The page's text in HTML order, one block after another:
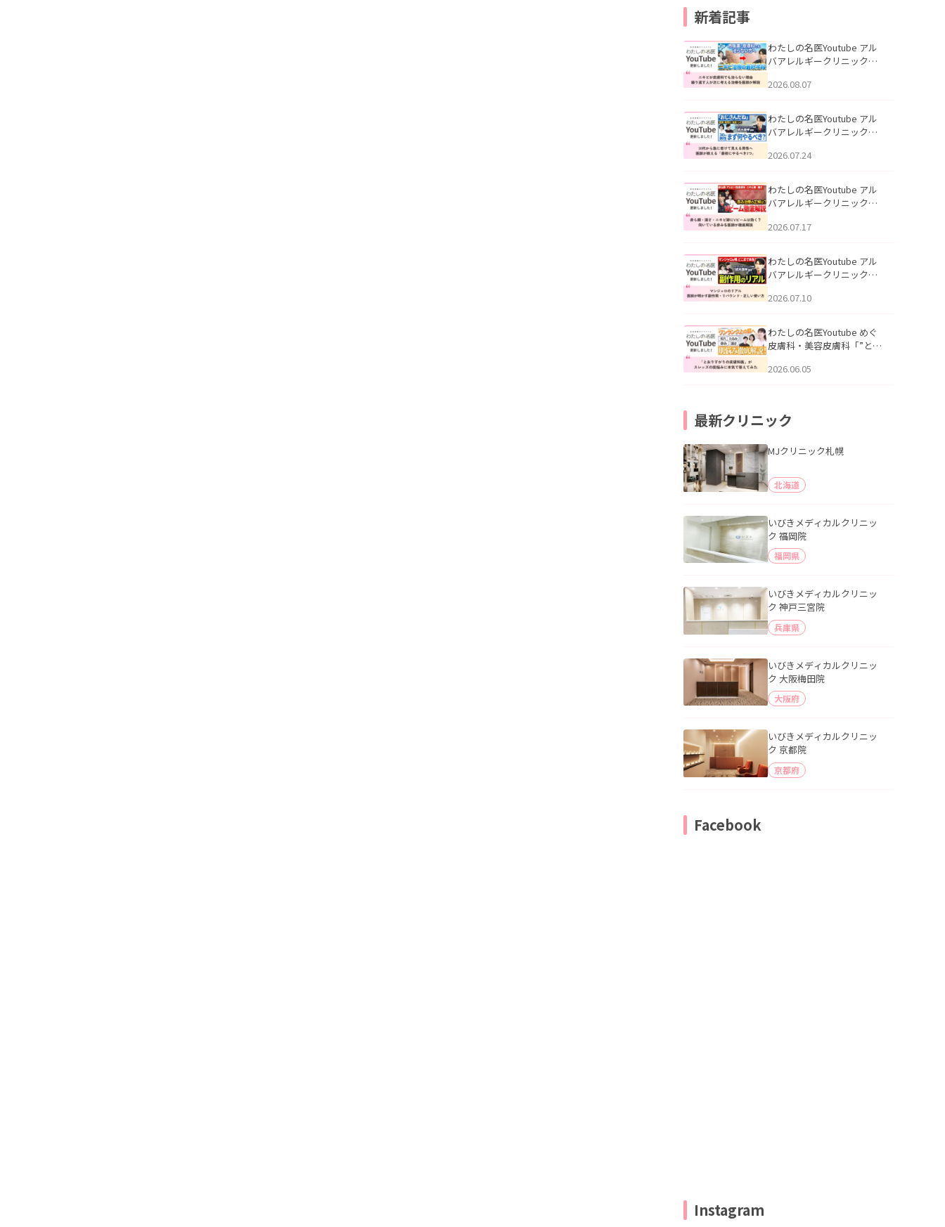
新着記事
わたしの名医Youtube アル
バアレルギークリニック札
らない理由｜繰り返す人が
説」を公開いたしました。
2026.08.07
わたしの名医Youtube アル
バアレルギークリニック札
える男性へ｜医師が教える
公開いたしました。
2026.07.24
わたしの名医Youtube アル
バアレルギークリニック札
跡にVビームは効く？向いて
説」を公開いたしました。
2026.07.17
わたしの名医Youtube アル
バアレルギークリニック札
医師が明かす副作用・リバ
公開いたしました。
2026.07.10
わたしの名医Youtube めぐ
皮膚科・美容皮膚科「”とお
ッズの肌悩みに本気で答え
2026.06.05
最新クリニック
MJクリニック札幌
北海道
いびきメディカルクリニッ
ク 福岡院
福岡県
いびきメディカルクリニッ
ク 神戸三宮院
兵庫県
いびきメディカルクリニッ
ク 大阪梅田院
大阪府
いびきメディカルクリニッ
ク 京都院
京都府
Facebook
Instagram